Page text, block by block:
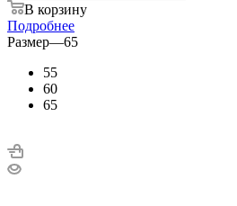
В корзину
Подробнее
Размер—65
55
60
65